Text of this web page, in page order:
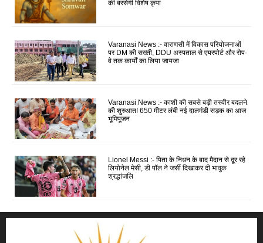
की बरसेगी विशेष कृपा
Varanasi News :- वाराणसी में विकास परियोजनाओं
पर DM की सख्ती, DDU अस्पताल से एयरपोर्ट और रोप-
वे तक कार्यों का लिया जायजा
Varanasi News :- काशी की सबसे बड़ी तस्वीर बदलने
की शुरुआत! 650 मीटर लंबी नई दालमंडी सड़क का आज
भूमिपूजन
Lionel Messi :- पिता के निधन के बाद मैदान से दूर रहे
लियोनेल मेसी, डी पॉल ने जर्सी दिखाकर दी भावुक
श्रद्धांजलि